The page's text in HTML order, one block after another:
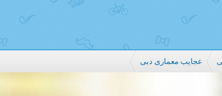
عجایب معماری دبی